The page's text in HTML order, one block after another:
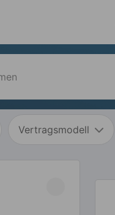
Vertragsmodell